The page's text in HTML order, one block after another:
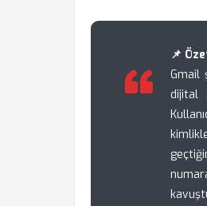
📌
Gmail
dijital